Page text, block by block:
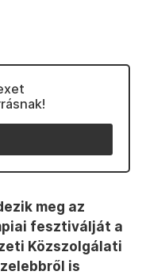
meg az
fesztiválját a
Közszolgálati
is